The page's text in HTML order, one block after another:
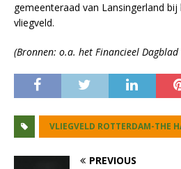
gemeenteraad van Lansingerland
vliegveld.
(Bronnen: o.a. het Financieel Dagblad
VLIEGVELD ROTTERDAM-THE
PREVIOUS